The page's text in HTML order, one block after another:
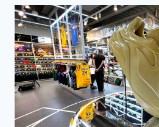
配
色
正
式
登
場！
以
鋒
芒
本